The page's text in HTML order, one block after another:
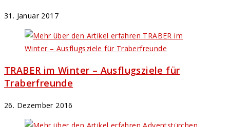
31. Januar 2017
TRABER im Winter – Ausflugsziele für
Traberfreunde
26. Dezember 2016